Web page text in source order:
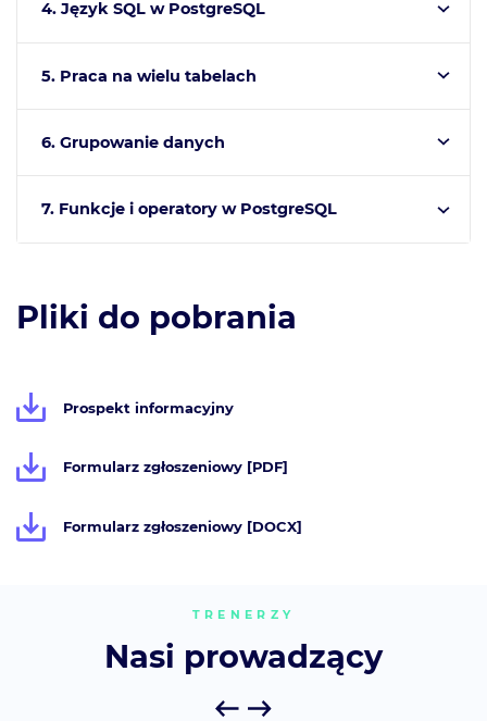
4. Język SQL w PostgreSQL
5. Praca na wielu tabelach
6. Grupowanie danych
7. Funkcje i operatory w PostgreSQL
Pliki do pobrania
Prospekt informacyjny
Formularz zgłoszeniowy [PDF]
Formularz zgłoszeniowy [DOCX]
TRENERZY
Nasi prowadzący